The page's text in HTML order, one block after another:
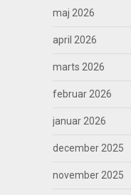
maj 2026
april 2026
marts 2026
februar 2026
januar 2026
december 2025
november 2025